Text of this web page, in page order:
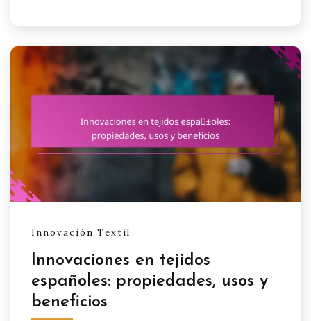
Innovación Textil
Innovaciones en tejidos
españoles: propiedades, usos y
beneficios